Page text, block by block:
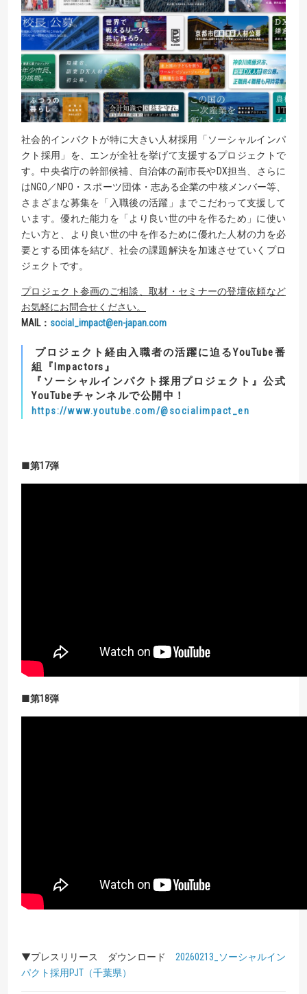
社会的インパクトが特に大きい人材採用「ソーシャルインパ
クト採用」を、エンが全社を挙げて支援するプロジェクトで
す。中央省庁の幹部候補、自治体の副市長やDX担当、さらに
はNGO／NPO・スポーツ団体・志ある企業の中核メンバー等、
さまざまな募集を「入職後の活躍」までこだわって支援して
います。優れた能力を「より良い世の中を作るため」に使い
たい方と、より良い世の中を作るために優れた人材の力を必
要とする団体を結び、社会の課題解決を加速させていくプロ
ジェクトです。
プロジェクト参画のご相談、取材・セミナーの登壇依頼など
お気軽にお問合せください。
MAIL： social_impact@en-japan.com
プロジェクト経由入職者の活躍に迫るYouTube番
組『Impactors』
『ソーシャルインパクト採用プロジェクト』公式
YouTubeチャンネルで公開中！
https://www.youtube.com/@socialimpact_en
■第17弾
■第18弾
▼プレスリリース ダウンロード 20260213_ソーシャルイン
パクト採用PJT（千葉県）